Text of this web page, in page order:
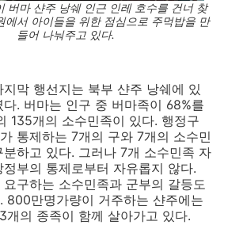
버마 샨주 낭쉐 인근 인레 호수를 건너 찾
에서 아이들을 위한 점심으로 주먹밥을 만
들어 나눠주고 있다.
막 행선지는 북부 샨주 낭쉐에 있
. 버마는 인구 중 버마족이 68%를
135개의 소수민족이 있다. 행정구
통제하는 7개의 구와 7개의 소수민
하고 있다. 그러나 7개 소수민족 자
부의 통제로부터 자유롭지 않다.
구하는 소수민족과 군부의 갈등도
800만명가량이 거주하는 샨주에는
개의 종족이 함께 살아가고 있다.